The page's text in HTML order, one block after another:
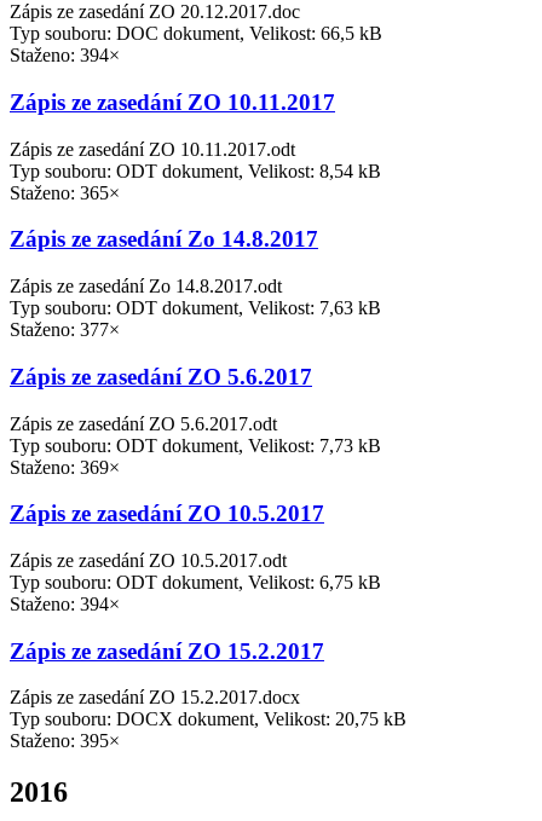
Zápis ze zasedání ZO 20.12.2017.doc
Typ souboru: DOC dokument, Velikost: 66,5 kB
Staženo: 394×
Zápis ze zasedání ZO 10.11.2017
Zápis ze zasedání ZO 10.11.2017.odt
Typ souboru: ODT dokument, Velikost: 8,54 kB
Staženo: 365×
Zápis ze zasedání Zo 14.8.2017
Zápis ze zasedání Zo 14.8.2017.odt
Typ souboru: ODT dokument, Velikost: 7,63 kB
Staženo: 377×
Zápis ze zasedání ZO 5.6.2017
Zápis ze zasedání ZO 5.6.2017.odt
Typ souboru: ODT dokument, Velikost: 7,73 kB
Staženo: 369×
Zápis ze zasedání ZO 10.5.2017
Zápis ze zasedání ZO 10.5.2017.odt
Typ souboru: ODT dokument, Velikost: 6,75 kB
Staženo: 394×
Zápis ze zasedání ZO 15.2.2017
Zápis ze zasedání ZO 15.2.2017.docx
Typ souboru: DOCX dokument, Velikost: 20,75 kB
Staženo: 395×
2016